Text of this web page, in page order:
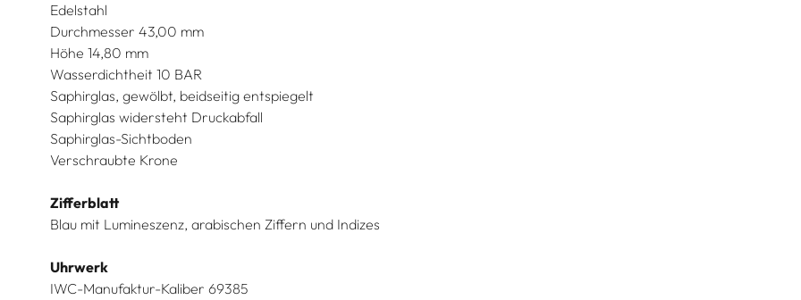
Edelstahl
Durchmesser 43,00 mm
Höhe 14,80 mm
Wasserdichtheit 10 BAR
Saphirglas, gewölbt, beidseitig entspiegelt
Saphirglas widersteht Druckabfall
Saphirglas-Sichtboden
Verschraubte Krone
Zifferblatt
Blau mit Lumineszenz, arabischen Ziffern und Indizes
Uhrwerk
IWC-Manufaktur-Kaliber 69385